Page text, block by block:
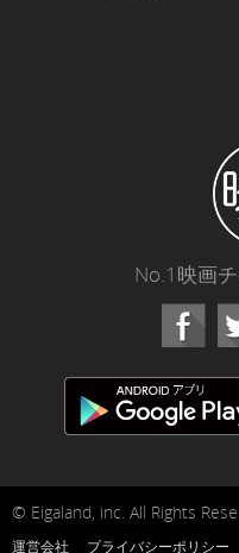
No.1映画
© Eigaland, inc. All Rights
運営会社 プライバシーポリシー